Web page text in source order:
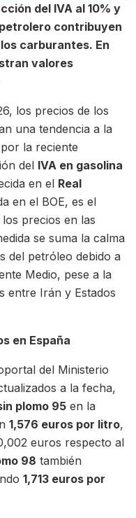
del IVA al 10% y
contribuyen
carburantes. En
valores
los precios de los
una tendencia a la
la reciente
del IVA en gasolina
en el Real
en el BOE, es el
precios en las
se suma la calma
del petróleo debido a
Medio, pese a la
entre Irán y Estados
en España
del Ministerio
a la fecha,
plomo 95 en la
1,576 euros por litro,
euros respecto al
98 también
1,713 euros por